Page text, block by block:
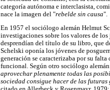
categoría autónoma e interclasista,
nace la imagen del "rebelde sin causa".
En 1957 el sociólogo alemán Helmut
investigaciones sobre los valores de los
desprendían del título de su libro, que
Schelski oponía los jóvenes de
generación se caracterizaba por su
funcional. Según otro sociólogo
aprovechar plenamente todas las
sociedad consigue hacer de las